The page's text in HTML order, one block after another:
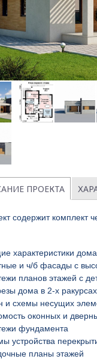
ПРОЕКТА
содержит комплект
характеристики дома
и ч/б фасады с
планов этажей с
дома в 2-х
и схемы несущих
оконных и
фундамента
устройства
планы этажей